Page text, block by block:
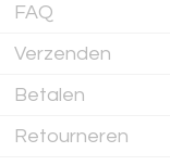
FAQ
Verzenden
Betalen
Retourneren